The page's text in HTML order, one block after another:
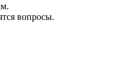
вопросы.